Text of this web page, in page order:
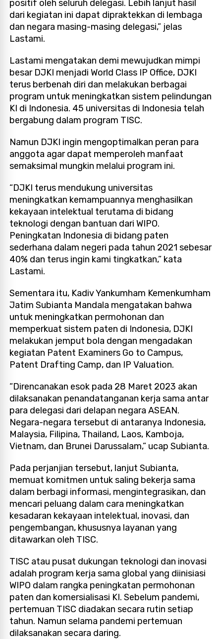
positif oleh seluruh delegasi. Lebih lanjut hasil
dari kegiatan ini dapat dipraktekkan di lembaga
dan negara masing-masing delegasi,” jelas
Lastami.
Lastami mengatakan demi mewujudkan mimpi
besar DJKI menjadi World Class IP Office, DJKI
terus berbenah diri dan melakukan berbagai
program untuk meningkatkan sistem pelindungan
KI di Indonesia. 45 universitas di Indonesia telah
bergabung dalam program TISC.
Namun DJKI ingin mengoptimalkan peran para
anggota agar dapat memperoleh manfaat
semaksimal mungkin melalui program ini.
“DJKI terus mendukung universitas
meningkatkan kemampuannya menghasilkan
kekayaan intelektual terutama di bidang
teknologi dengan bantuan dari WIPO.
Peningkatan Indonesia di bidang paten
sederhana dalam negeri pada tahun 2021 sebesar
40% dan terus ingin kami tingkatkan,” kata
Lastami.
Sementara itu, Kadiv Yankumham Kemenkumham
Jatim Subianta Mandala mengatakan bahwa
untuk meningkatkan permohonan dan
memperkuat sistem paten di Indonesia, DJKI
melakukan jemput bola dengan mengadakan
kegiatan Patent Examiners Go to Campus,
Patent Drafting Camp, dan IP Valuation.
“Direncanakan esok pada 28 Maret 2023 akan
dilaksanakan penandatanganan kerja sama antar
para delegasi dari delapan negara ASEAN.
Negara-negara tersebut di antaranya Indonesia,
Malaysia, Filipina, Thailand, Laos, Kamboja,
Vietnam, dan Brunei Darussalam,” ucap Subianta.
Pada perjanjian tersebut, lanjut Subianta,
memuat komitmen untuk saling bekerja sama
dalam berbagi informasi, mengintegrasikan, dan
mencari peluang dalam cara meningkatkan
kesadaran kekayaan intelektual, inovasi, dan
pengembangan, khususnya layanan yang
ditawarkan oleh TISC.
TISC atau pusat dukungan teknologi dan inovasi
adalah program kerja sama global yang diinisiasi
WIPO dalam rangka peningkatan permohonan
paten dan komersialisasi KI. Sebelum pandemi,
pertemuan TISC diadakan secara rutin setiap
tahun. Namun selama pandemi pertemuan
dilaksanakan secara daring.